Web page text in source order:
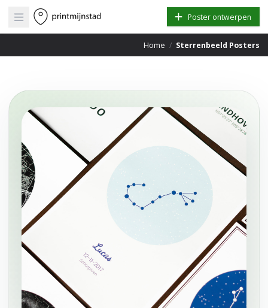
Open main menu Poster ontwerpen
Home / Sterrenbeeld Posters